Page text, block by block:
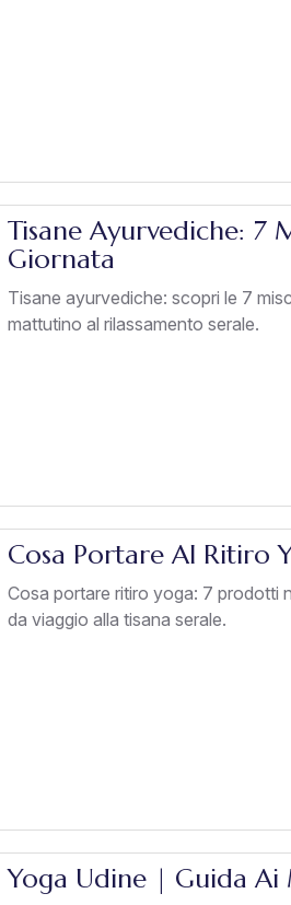
Tisane Ayurvediche: 7
Giornata
Tisane ayurvediche: scopri le 7
mattutino al rilassamento serale.
Cosa Portare Al Ritiro
Cosa portare ritiro yoga: 7 prodotti
da viaggio alla tisana serale.
Yoga Udine | Guida